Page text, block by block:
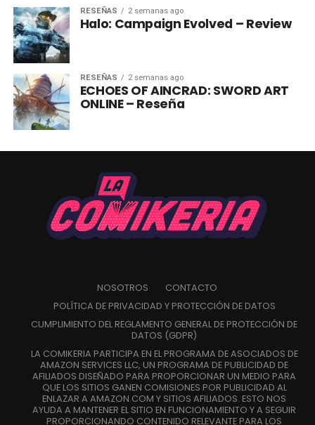
RESEÑAS 2 semanas ago
Halo: Campaign Evolved – Review
RESEÑAS 2 semanas ago
ECHOES OF AINCRAD: SWORD ART
ONLINE – Reseña
NOSOTROS
CONTACTO
POLÍTICA DE PRIVACIDAD Y PROTECCIÓN DE DATOS
CUMPLIMIENTO DEL REGLAMENTO GENERAL DE PROTECCIÓN DE
DATOS (GDPR)
LA COMIKERIA PARTICIPA EN EL PROGRAMA DE ASOCIADOS DE
AMAZON SERVICES LLC, UN PROGRAMA DE PUBLICIDAD DE
AFILIADOS DISEÑADO PARA PROPORCIONAR UN MEDIO PARA
QUE LOS SITIOS GANEN COMISIONES POR PUBLICIDAD AL
ENLAZAR A AMAZON.COM Y SITIOS AFILIADOS. ESTO NOS
AYUDA A MANTENER EL SITIO EN FUNCIONAMIENTO Y A SEGUIR
PROPORCIONANDO CONTENIDO RELEVANTE PARA LOS